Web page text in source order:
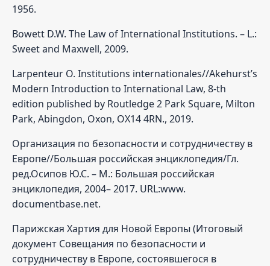
1956.
Bowett D.W. The Law of International Institutions. – L.:
Sweet and Maxwell, 2009.
Larpenteur O. Institutions internationales//Akehurst’s
Modern Introduction to International Law, 8-th
edition published by Routledge 2 Park Square, Milton
Park, Abingdon, Oxon, OX14 4RN., 2019.
Организация по безопасности и сотрудничеству в
Европе//Большая российская энциклопедия/Гл.
ред.Осипов Ю.С. – М.: Большая российская
энциклопедия, 2004– 2017. URL:www.
documentbase.net.
Парижская Хартия для Новой Европы (Итоговый
документ Совещания по безопасности и
сотрудничеству в Европе, состоявшегося в